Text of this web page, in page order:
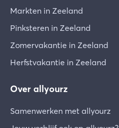
Markten in Zeeland
Pinksteren in Zeeland
Zomervakantie in Zeeland
Herfstvakantie in Zeeland
Over allyourz
Samenwerken met allyourz